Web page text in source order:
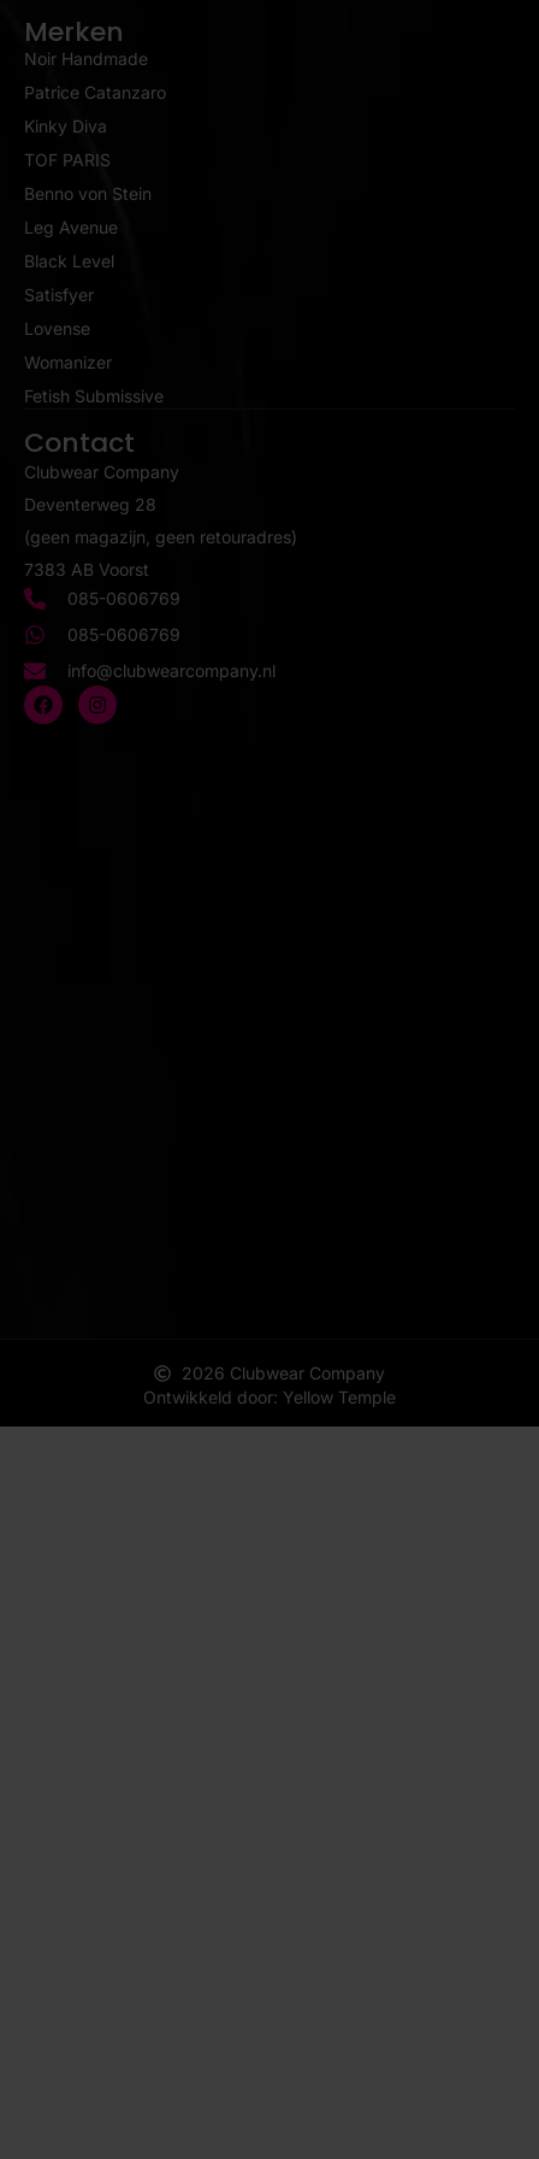
Merken
Noir Handmade
Patrice Catanzaro
Kinky Diva
TOF PARIS
Benno von Stein
Leg Avenue
Black Level
Satisfyer
Lovense
Womanizer
Fetish Submissive
Contact
Clubwear Company
Deventerweg 28
(geen magazijn, geen retouradres)
7383 AB Voorst
085-0606769
085-0606769
info@clubwearcompany.nl
2026 Clubwear Company
Ontwikkeld door: Yellow Temple